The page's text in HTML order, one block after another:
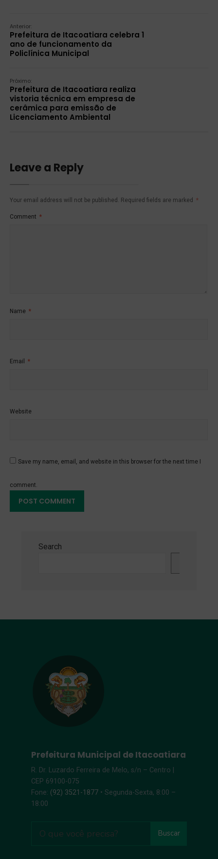
Anterior:
Prefeitura de Itacoatiara celebra 1
ano de funcionamento da
Policlínica Municipal
Próximo:
Prefeitura de Itacoatiara realiza
vistoria técnica em empresa de
cerâmica para emissão de
Licenciamento Ambiental
Leave a Reply
Your email address will not be published. Required fields are marked *
Comment *
Name *
Email *
Website
Save my name, email, and website in this browser for the next time I
comment.
Search
Prefeitura Municipal de Itacoatiara
R. Dr. Luzardo Ferreira de Melo, s/n – Centro |
CEP 69100-075
Fone: (92) 3521-1877 • Segunda-Sexta, 8:00 –
18:00
Buscar